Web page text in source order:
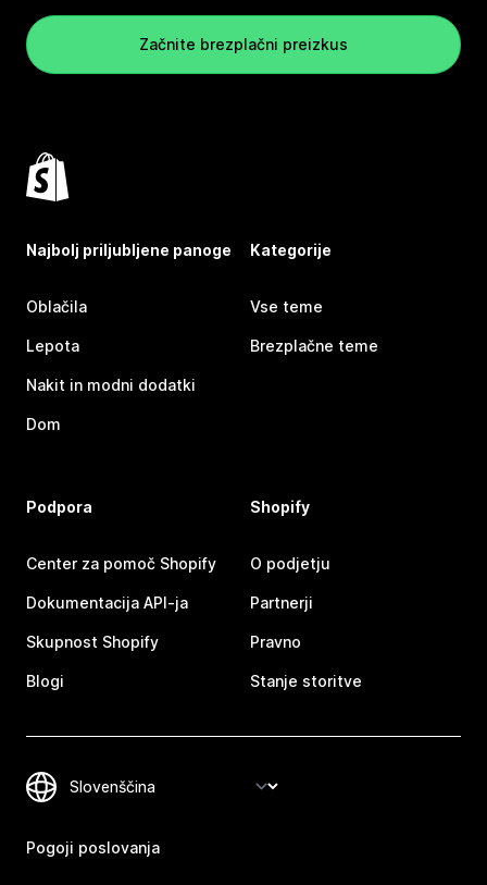
Začnite brezplačni preizkus
Najbolj priljubljene panoge
Oblačila
Lepota
Nakit in modni dodatki
Dom
Kategorije
Vse teme
Brezplačne teme
Podpora
Center za pomoč Shopify
Dokumentacija API-ja
Skupnost Shopify
Blogi
Shopify
O podjetju
Partnerji
Pravno
Stanje storitve
Pogoji poslovanja